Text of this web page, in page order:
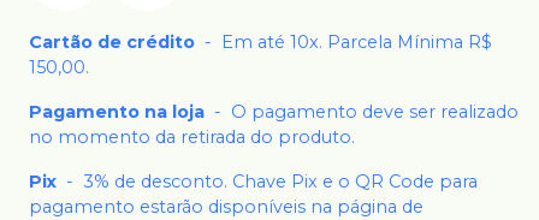
Cartão de crédito -
Em até 10x. Parcela Mínima R$
150,00.
Pagamento na loja - O pagamento deve ser realizado
no momento da retirada do produto.
Pix - 3% de desconto. Chave Pix e o QR Code para
pagamento estarão disponíveis na página de